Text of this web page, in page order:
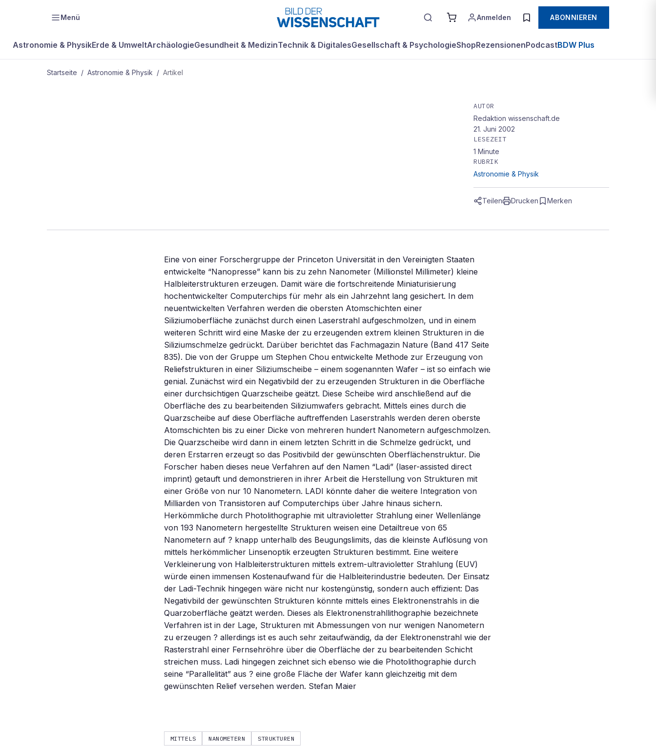
Menü Anmelden ABONNIEREN
Astronomie & PhysikErde & UmweltArchäologieGesundheit & MedizinTechnik & DigitalesGesellschaft & PsychologieShopRezensionenPodcastBDW Plus
Startseite / Astronomie & Physik / Artikel
AUTOR
Redaktion wissenschaft.de
21. Juni 2002
LESEZEIT
1 Minute
RUBRIK
Astronomie & Physik
Teilen Drucken Merken
Eine von einer Forschergruppe der Princeton Universität in den Vereinigten Staaten
entwickelte “Nanopresse” kann bis zu zehn Nanometer (Millionstel Millimeter) kleine
Halbleiterstrukturen erzeugen. Damit wäre die fortschreitende Miniaturisierung
hochentwickelter Computerchips für mehr als ein Jahrzehnt lang gesichert. In dem
neuentwickelten Verfahren werden die obersten Atomschichten einer
Siliziumoberfläche zunächst durch einen Laserstrahl aufgeschmolzen, und in einem
weiteren Schritt wird eine Maske der zu erzeugenden extrem kleinen Strukturen in die
Siliziumschmelze gedrückt. Darüber berichtet das Fachmagazin Nature (Band 417 Seite
835). Die von der Gruppe um Stephen Chou entwickelte Methode zur Erzeugung von
Reliefstrukturen in einer Siliziumscheibe – einem sogenannten Wafer – ist so einfach wie
genial. Zunächst wird ein Negativbild der zu erzeugenden Strukturen in die Oberfläche
einer durchsichtigen Quarzscheibe geätzt. Diese Scheibe wird anschließend auf die
Oberfläche des zu bearbeitenden Siliziumwafers gebracht. Mittels eines durch die
Quarzscheibe auf diese Oberfläche auftreffenden Laserstrahls werden deren oberste
Atomschichten bis zu einer Dicke von mehreren hundert Nanometern aufgeschmolzen.
Die Quarzscheibe wird dann in einem letzten Schritt in die Schmelze gedrückt, und
deren Erstarren erzeugt so das Positivbild der gewünschten Oberflächenstruktur. Die
Forscher haben dieses neue Verfahren auf den Namen “Ladi” (laser-assisted direct
imprint) getauft und demonstrieren in ihrer Arbeit die Herstellung von Strukturen mit
einer Größe von nur 10 Nanometern. LADI könnte daher die weitere Integration von
Milliarden von Transistoren auf Computerchips über Jahre hinaus sichern.
Herkömmliche durch Photolithographie mit ultravioletter Strahlung einer Wellenlänge
von 193 Nanometern hergestellte Strukturen weisen eine Detailtreue von 65
Nanometern auf ? knapp unterhalb des Beugungslimits, das die kleinste Auflösung von
mittels herkömmlicher Linsenoptik erzeugten Strukturen bestimmt. Eine weitere
Verkleinerung von Halbleiterstrukturen mittels extrem-ultravioletter Strahlung (EUV)
würde einen immensen Kostenaufwand für die Halbleiterindustrie bedeuten. Der Einsatz
der Ladi-Technik hingegen wäre nicht nur kostengünstig, sondern auch effizient: Das
Negativbild der gewünschten Strukturen könnte mittels eines Elektronenstrahls in die
Quarzoberfläche geätzt werden. Dieses als Elektronenstrahllithographie bezeichnete
Verfahren ist in der Lage, Strukturen mit Abmessungen von nur wenigen Nanometern
zu erzeugen ? allerdings ist es auch sehr zeitaufwändig, da der Elektronenstrahl wie der
Rasterstrahl einer Fernsehröhre über die Oberfläche der zu bearbeitenden Schicht
streichen muss. Ladi hingegen zeichnet sich ebenso wie die Photolithographie durch
seine “Parallelität” aus ? eine große Fläche der Wafer kann gleichzeitig mit dem
gewünschten Relief versehen werden. Stefan Maier
MITTELS NANOMETERN STRUKTUREN